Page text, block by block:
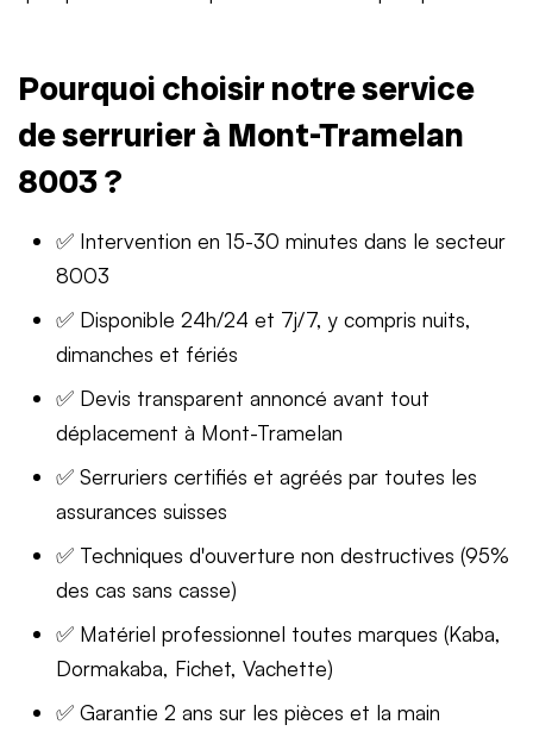
Pourquoi choisir notre service
de serrurier à Mont-Tramelan
8003 ?
✅ Intervention en 15-30 minutes dans le secteur
8003
✅ Disponible 24h/24 et 7j/7, y compris nuits,
dimanches et fériés
✅ Devis transparent annoncé avant tout
déplacement à Mont-Tramelan
✅ Serruriers certifiés et agréés par toutes les
assurances suisses
✅ Techniques d'ouverture non destructives (95%
des cas sans casse)
✅ Matériel professionnel toutes marques (Kaba,
Dormakaba, Fichet, Vachette)
✅ Garantie 2 ans sur les pièces et la main